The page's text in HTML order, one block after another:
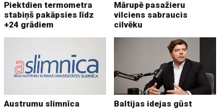
Piektdien termometra
stabiņš pakāpsies līdz
+24 grādiem
Mārupē pasažieru
vilciens sabraucis
cilvēku
Austrumu slimnīca
Baltijas idejas gūst